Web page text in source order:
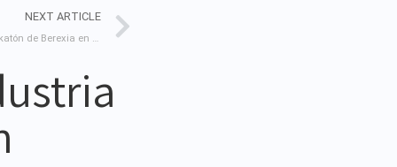
NEXT ARTICLE
La innovación liberada: el impacto del hackatón de Berexia en Túnez